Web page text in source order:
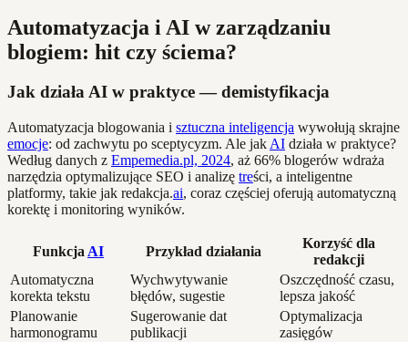
Automatyzacja i AI w zarządzaniu
blogiem: hit czy ściema?
Jak działa AI w praktyce — demistyfikacja
Automatyzacja blogowania i sztuczna inteligencja wywołują skrajne
emocje: od zachwytu po sceptycyzm. Ale jak AI działa w praktyce?
Według danych z Empemedia.pl, 2024, aż 66% blogerów wdraża
narzędzia optymalizujące SEO i analizę treści, a inteligentne
platformy, takie jak redakcja.ai, coraz częściej oferują automatyczną
korektę i monitoring wyników.
Funkcja AI Przykład działania
Korzyść dla
redakcji
Automatyczna
korekta tekstu
Wychwytywanie
błędów, sugestie
Oszczędność czasu,
lepsza jakość
Planowanie
harmonogramu
Sugerowanie dat
publikacji
Optymalizacja
zasięgów